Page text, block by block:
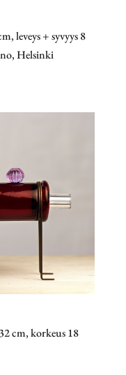
leveys + syvyys 8
Helsinki
cm, korkeus 18